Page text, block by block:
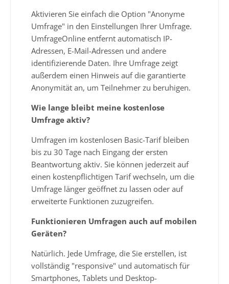
Aktivieren Sie einfach die Option "Anonyme
Umfrage" in den Einstellungen Ihrer Umfrage.
UmfrageOnline entfernt automatisch IP-
Adressen, E-Mail-Adressen und andere
identifizierende Daten. Ihre Umfrage zeigt
außerdem einen Hinweis auf die garantierte
Anonymität an, um Teilnehmer zu beruhigen.
Wie lange bleibt meine kostenlose
Umfrage aktiv?
Umfragen im kostenlosen Basic-Tarif bleiben
bis zu 30 Tage nach Eingang der ersten
Beantwortung aktiv. Sie können jederzeit auf
einen kostenpflichtigen Tarif wechseln, um die
Umfrage länger geöffnet zu lassen oder auf
erweiterte Funktionen zuzugreifen.
Funktionieren Umfragen auch auf mobilen
Geräten?
Natürlich. Jede Umfrage, die Sie erstellen, ist
vollständig "responsive" und automatisch für
Smartphones, Tablets und Desktop-